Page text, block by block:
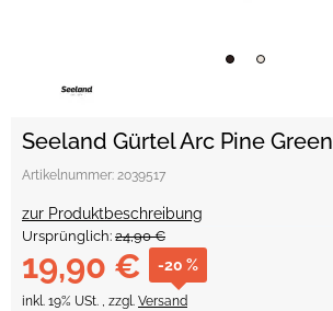
Seeland Gürtel Arc Pine Green
Artikelnummer: 2039517
zur Produktbeschreibung
Ursprünglich: 24,90 €
19,90 € -20 %
inkl. 19% USt. , zzgl. Versand